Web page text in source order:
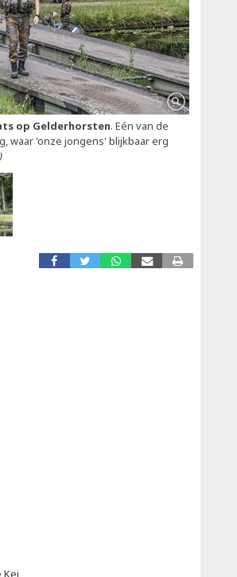
op Gelderhorsten. Eén van de
waar 'onze jongens' blijkbaar erg
Kei